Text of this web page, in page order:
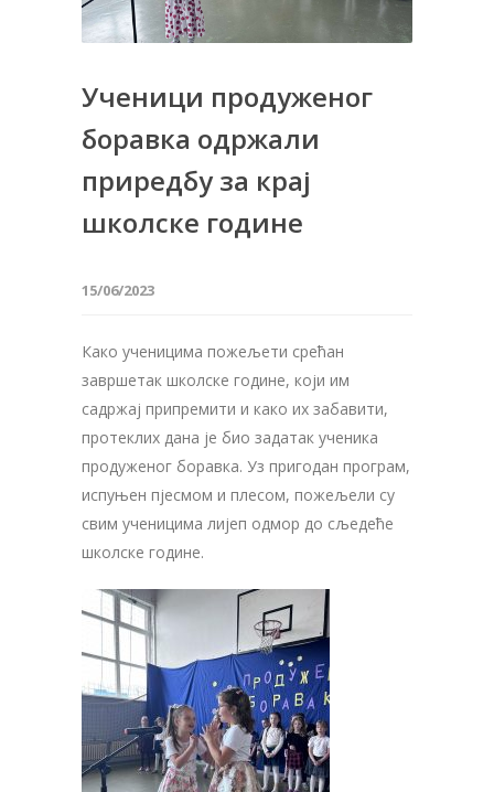
Ученици продуженог
боравка одржали
приредбу за крај
школске године
15/06/2023
Како ученицима пожељети срећан
завршетак школске године, који им
садржај припремити и како их забавити,
протеклих дана је био задатак ученика
продуженог боравка. Уз пригодан програм,
испуњен пјесмом и плесом, пожељели су
свим ученицима лијеп одмор до сљедеће
школске године.